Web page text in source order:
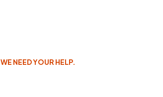
WE NEED YOUR HELP.